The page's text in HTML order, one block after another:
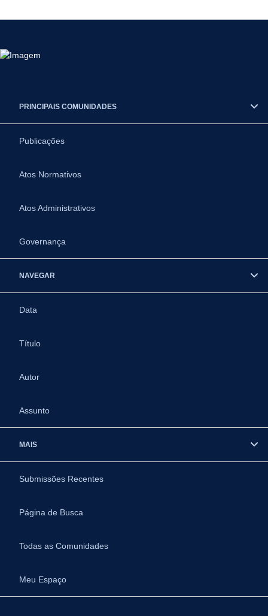
PRINCIPAIS COMUNIDADES
Publicações
Atos Normativos
Atos Administrativos
Governança
NAVEGAR
Data
Título
Autor
Assunto
MAIS
Submissões Recentes
Página de Busca
Todas as Comunidades
Meu Espaço